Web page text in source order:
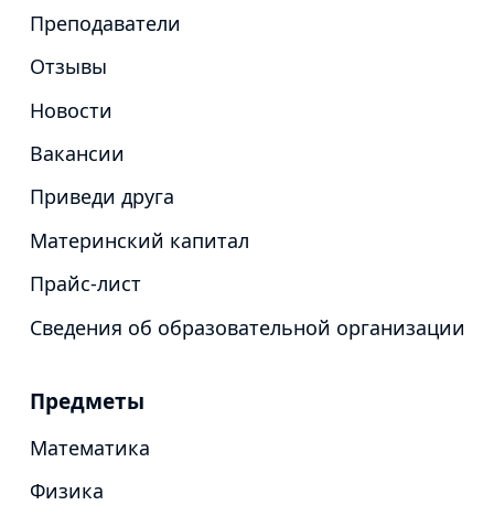
Преподаватели
Отзывы
Новости
Вакансии
Приведи друга
Материнский капитал
Прайс-лист
Сведения об образовательной организации
Предметы
Математика
Физика